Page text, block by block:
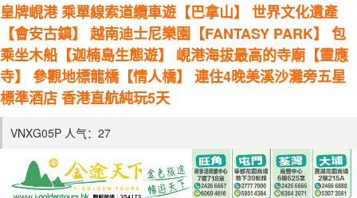
皇牌峴港 乘單線索道纜車遊【巴拿山】 世界文化遺產
【會安古鎮】 越南迪士尼樂園【FANTASY PARK】 包
乘坐木船【迦楠島生態遊】 峴港海拔最高的寺廟【靈應
寺】 參觀地標龍橋【情人橋】 連住4晚美溪沙灘旁五星
標準酒店 香港直航純玩5天
VNXG05P 人气： 27